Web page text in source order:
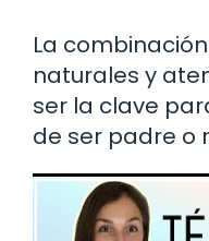
La
naturales y
ser la clave
de ser padre o